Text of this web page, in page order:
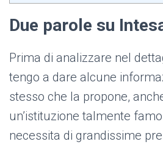
Due parole su
Prima di analizzare nel
tengo a dare alcune
stesso che la propone,
un’istituzione talmente
necessita di grandissime